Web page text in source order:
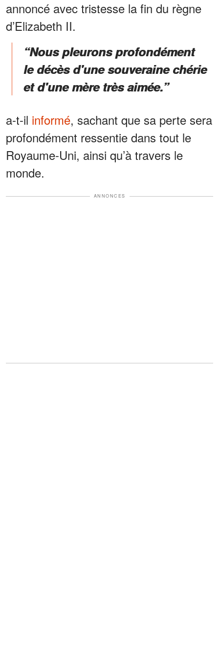
annoncé avec tristesse la fin du règne
d’Elizabeth II.
“Nous pleurons profondément
le décès d'une souveraine chérie
et d'une mère très aimée.”
a-t-il informé, sachant que sa perte sera
profondément ressentie dans tout le
Royaume-Uni, ainsi qu’à travers le
monde.
ANNONCES